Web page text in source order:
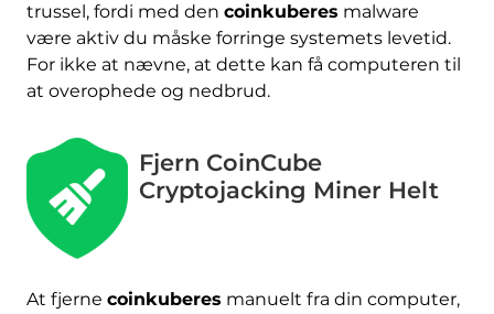
trussel, fordi med den coinkuberes malware
være aktiv du måske forringe systemets levetid.
For ikke at nævne, at dette kan få computeren til
at overophede og nedbrud.
Fjern CoinCube
Cryptojacking Miner Helt
At fjerne coinkuberes manuelt fra din computer,